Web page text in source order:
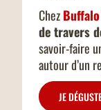
Chez
de travers
savoir-faire
autour d’un
JE